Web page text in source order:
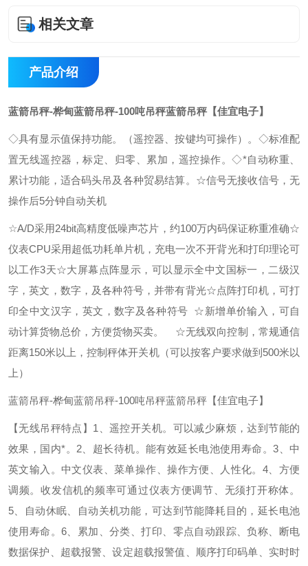
相关文章
产品介绍
蓝箭吊秤-桦甸蓝箭吊秤-100吨吊秤蓝箭吊秤【佳宜电子】
◇具有显示值保持功能。（遥控器、按键均可操作）。 ◇标准配
置无线遥控器，标定、归零、累加，遥控操作。◇*自动称重、
累计功能，适合码头吊及各种贸易结算。 ☆信号无接收信号，无
操作后5分钟自动关机
☆A/D采用24bit高精度低噪声芯片，约100万内码保证称重准确☆
仪表CPU采用超低功耗单片机，充电一次不开背光和打印理论可
以工作3天☆大屏幕点阵显示，可以显示全中文国标一，二级汉
字，英文，数字，及各种符号，并带有背光☆点阵打印机，可打
印全中文汉字，英文，数字及各种符号 ☆新增单价输入，可自
动计算货物总价，方便货物买卖。 ☆无线双向控制，常规通信
距离150米以上，控制秤体开关机（可以按客户要求做到500米以
上）
蓝箭吊秤-桦甸蓝箭吊秤-100吨吊秤蓝箭吊秤【佳宜电子】
【无线吊秤特点】 1、遥控开关机。可以减少麻烦，达到节能的
效果，国内*。 2、超长待机。能有效延长电池使用寿命。3、中
英文输入。中文仪表、菜单操作、操作方便、人性化。 4、方便
调频。收发信机的频率可通过仪表方便调节、无须打开称体。
5、自动休眠、自动关机功能，可达到节能降耗目的，延长电池
使用寿命。6、累加、分类、打印、零点自动跟踪、负称、断电
数据保护、超载报警、设定超载报警值、顺序打印码单、实时时